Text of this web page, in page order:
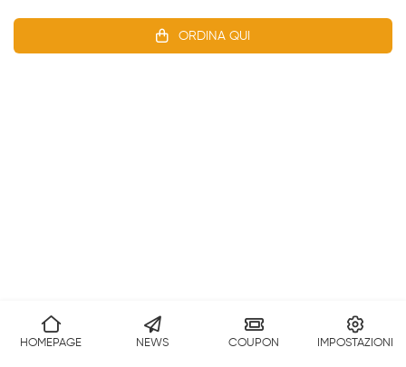
ORDINA QUI
HOMEPAGE NEWS COUPON IMPOSTAZIONI